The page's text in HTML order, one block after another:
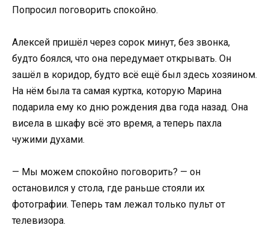
Попросил поговорить спокойно.
Алексей пришёл через сорок минут, без звонка,
будто боялся, что она передумает открывать. Он
зашёл в коридор, будто всё ещё был здесь хозяином.
На нём была та самая куртка, которую Марина
подарила ему ко дню рождения два года назад. Она
висела в шкафу всё это время, а теперь пахла
чужими духами.
— Мы можем спокойно поговорить? — он
остановился у стола, где раньше стояли их
фотографии. Теперь там лежал только пульт от
телевизора.